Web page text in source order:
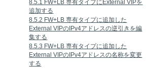
8.5.1 FW+LB 専有タイプにExternal VIPを
追加する
8.5.2 FW+LB 専有タイプに追加した
External VIPのIPv4アドレスの逆引きを編
集する
8.5.3 FW+LB 専有タイプに追加した
External VIPのIPv4アドレスの名称を変更
する